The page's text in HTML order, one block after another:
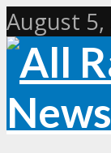
August 5,